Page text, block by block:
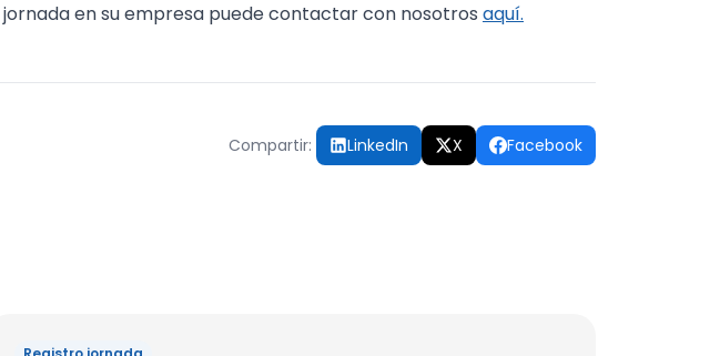
en su empresa puede contactar con nosotros aquí.
Compartir: LinkedIn X Facebook